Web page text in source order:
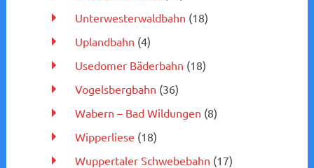
Unterwesterwaldbahn (18)
Uplandbahn (4)
Usedomer Bäderbahn (18)
Vogelsbergbahn (36)
Wabern – Bad Wildungen (8)
Wipperliese (18)
Wuppertaler Schwebebahn (17)